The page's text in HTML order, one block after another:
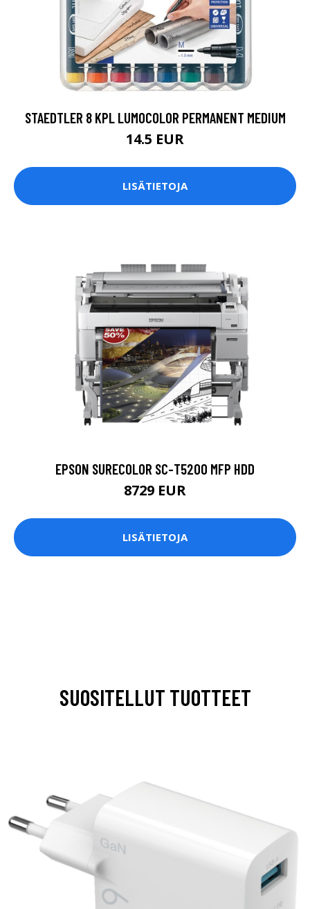
STAEDTLER 8 KPL LUMOCOLOR PERMANENT MEDIUM
14.5 EUR
LISÄTIETOJA
EPSON SURECOLOR SC-T5200 MFP HDD
8729 EUR
LISÄTIETOJA
SUOSITELLUT TUOTTEET